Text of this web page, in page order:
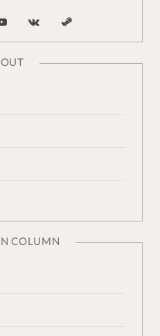
Y
o
V
K
S
t
COLUMN